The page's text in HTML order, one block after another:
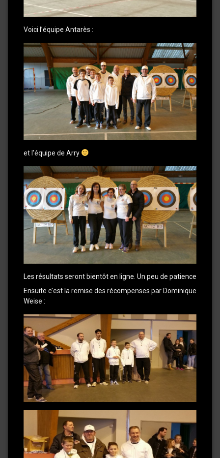
Voici l’équipe Antarès :
et l’équipe de Arry
Les résultats seront bientôt en ligne. Un peu de patience
Ensuite c’est la remise des récompenses par Dominique
Weise :